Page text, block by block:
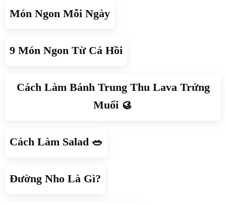
Món Ngon Mỗi Ngày
9 Món Ngon Từ Cá Hồi
Cách Làm Bánh Trung Thu Lava Trứng
Muối 🥮
Cách Làm Salad 🥗
Đường Nho Là Gì?